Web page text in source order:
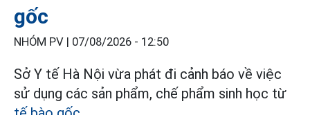
gốc
NHÓM PV | 07/08/2026 - 12:50
Sở Y tế Hà Nội vừa phát đi cảnh báo về việc
sử dụng các sản phẩm, chế phẩm sinh học từ